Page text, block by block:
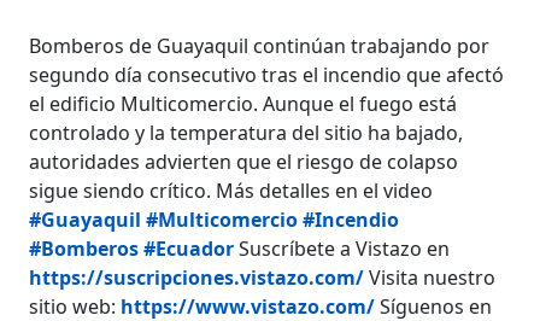
Bomberos de Guayaquil continúan trabajando por
segundo día consecutivo tras el incendio que afectó
el edificio Multicomercio. Aunque el fuego está
controlado y la temperatura del sitio ha bajado,
autoridades advierten que el riesgo de colapso
sigue siendo crítico. Más detalles en el video
#Guayaquil #Multicomercio#Incendio
#Bomberos#EcuadorSuscríbete a Vistazo en
https://suscripciones.vistazo.com/Visita nuestro
sitio web: https://www.vistazo.com/Síguenos en